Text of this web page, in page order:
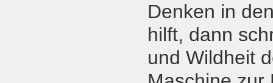
Denken in
hilft, dann
und Wildheit